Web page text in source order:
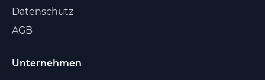
Datenschutz
AGB
Unternehmen